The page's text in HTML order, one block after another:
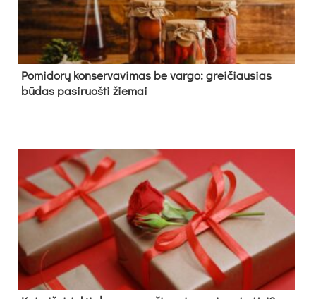
Pomidorų konservavimas be vargo: greičiausias
būdas pasiruošti žiemai